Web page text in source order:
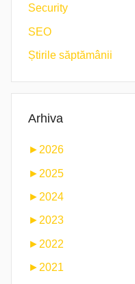
Security
SEO
Știrile săptămânii
Arhiva
► 2026
► 2025
► 2024
►2023
► 2022
► 2021